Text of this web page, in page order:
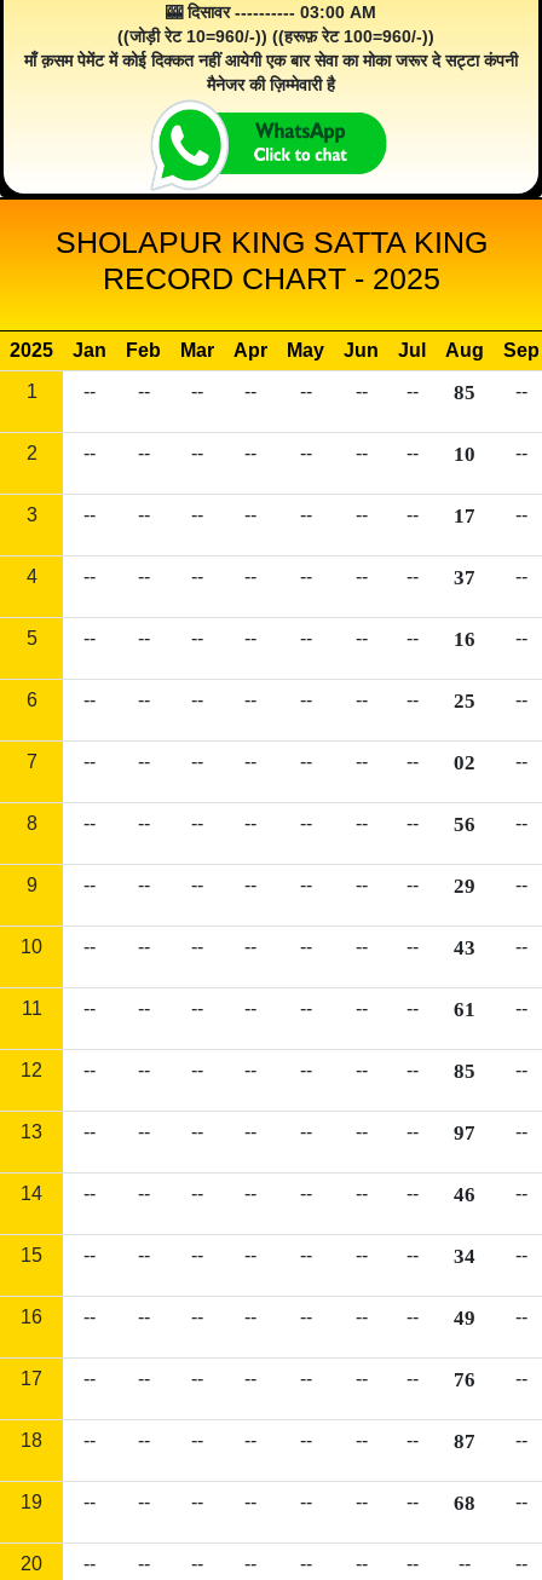
🎰 दिसावर ---------- 03:00 AM
((जोड़ी रेट 10=960/-)) ((हरूफ़ रेट 100=960/-))
माँ क़सम पेमेंट में कोई दिक्कत नहीं आयेगी एक बार सेवा का मोका जरूर दे सट्टा कंपनी
मैनेजर की ज़िम्मेवारी है
SHOLAPUR KING SATTA KING
RECORD CHART - 2025
2025 Jan Feb Mar Apr May Jun Jul Aug
Sep
1
-- -- -- -- -- -- -- 85 --
2 -- -- -- -- -- -- -- 10 --
3 -- -- -- -- -- -- -- 17 --
4 -- -- -- -- -- -- -- 37 --
5 -- -- -- -- -- -- -- 16 --
6 -- -- -- -- -- -- -- 25 --
7 -- -- -- -- -- -- -- 02 --
8 -- -- -- -- -- -- -- 56 --
9 -- -- -- -- -- -- -- 29 --
10 -- -- -- -- -- -- -- 43 --
11 -- -- -- -- -- -- -- 61 --
12 -- -- -- -- -- -- -- 85 --
13 -- -- -- -- -- -- -- 97 --
14 -- -- -- -- -- -- -- 46 --
15 -- -- -- -- -- -- -- 34 --
16 -- -- -- -- -- -- -- 49 --
17 -- -- -- -- -- -- -- 76 --
18 -- -- -- -- -- -- -- 87 --
19 -- -- -- -- -- -- -- 68 --
20 -- -- -- -- -- -- -- -- --